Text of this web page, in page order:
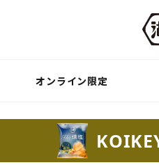
オンライン限定